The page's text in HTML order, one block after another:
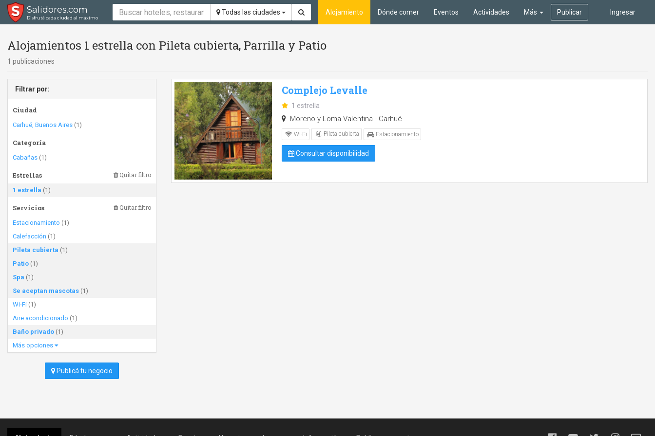
Salidores.com
Disfrutá cada ciudad al máximo
Todas las ciudades Ingresar
Alojamiento Dónde comer Eventos Actividades Más Publicar
Alojamientos 1 estrella con Pileta cubierta, Parrilla y Patio
1 publicaciones
Filtrar por:
Ciudad
Carhué, Buenos Aires (1)
Categoría
Cabañas (1)
Estrellas Quitar filtro
1 estrella (1)
Servicios Quitar filtro
Estacionamiento (1)
Calefacción (1)
Pileta cubierta (1)
Patio (1)
Spa (1)
Se aceptan mascotas (1)
Wi-Fi (1)
Aire acondicionado (1)
Baño privado (1)
Más opciones
Publicá tu negocio
Complejo Levalle
1 estrella
Moreno y Loma Valentina - Carhué
Wi-Fi Pileta cubierta Estacionamiento
Consultar disponibilidad